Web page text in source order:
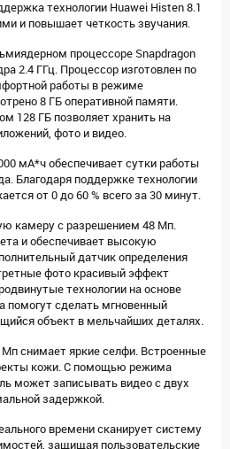
технологии Huawei Histen 8.1
и повышает четкость звучания.
процессоре Snapdragon
2.4 ГГц. Процессор изготовлен по
работы в режиме
8 ГБ оперативной памяти.
128 ГБ позволяет хранить на
фото и видео.
мА*ч обеспечивает сутки работы
Благодаря поддержке технологии
от 0 до 60 % всего за 30 минут.
камеру с разрешением 48 Мп.
и обеспечивает высокую
датчик определения
фото красивый эффект
технологии на основе
помогут сделать мгновенный
объект в мельчайших деталях.
снимает яркие селфи. Встроенные
кожи. С помощью режима
может записывать видео с двух
задержкой.
времени сканирует систему
защищая пользовательские